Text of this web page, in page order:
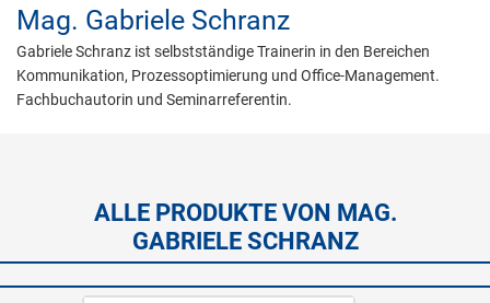
Mag. Gabriele Schranz
Gabriele Schranz ist selbstständige Trainerin in den Bereichen
Kommunikation, Prozessoptimierung und Office-Management.
Fachbuchautorin und Seminarreferentin.
ALLE PRODUKTE VON MAG.
GABRIELE SCHRANZ